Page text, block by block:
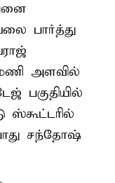
பார்த்து
அளவில்
பகுதியில்
ஸ்கூட்டரில்
சந்தோஷ்